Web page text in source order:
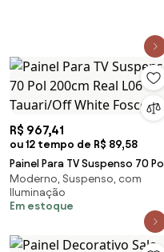
R$ 967,41
ou 12 tempo de R$ 89,58
Painel Para TV Suspenso 70 Pol
200cm Real L06 Tauari/Off
White Fosco -
Moderno, Suspenso, com
Iluminação
Em estoque